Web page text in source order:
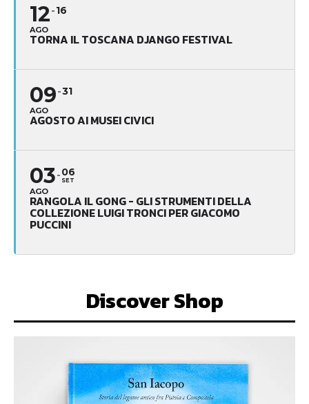
12
AGO
16
TORNA IL TOSCANA DJANGO FESTIVAL
09
AGO
31
AGOSTO AI MUSEI CIVICI
03
AGO
06
SET
RANGOLA IL GONG - GLI STRUMENTI DELLA
COLLEZIONE LUIGI TRONCI PER GIACOMO
PUCCINI
Discover Shop